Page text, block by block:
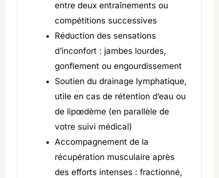
entre deux entraînements ou
compétitions successives
Réduction des sensations
d’inconfort : jambes lourdes,
gonflement ou engourdissement
Soutien du drainage lymphatique,
utile en cas de rétention d’eau ou
de lipœdème (en parallèle de
votre suivi médical)
Accompagnement de la
récupération musculaire après
des efforts intenses : fractionné,